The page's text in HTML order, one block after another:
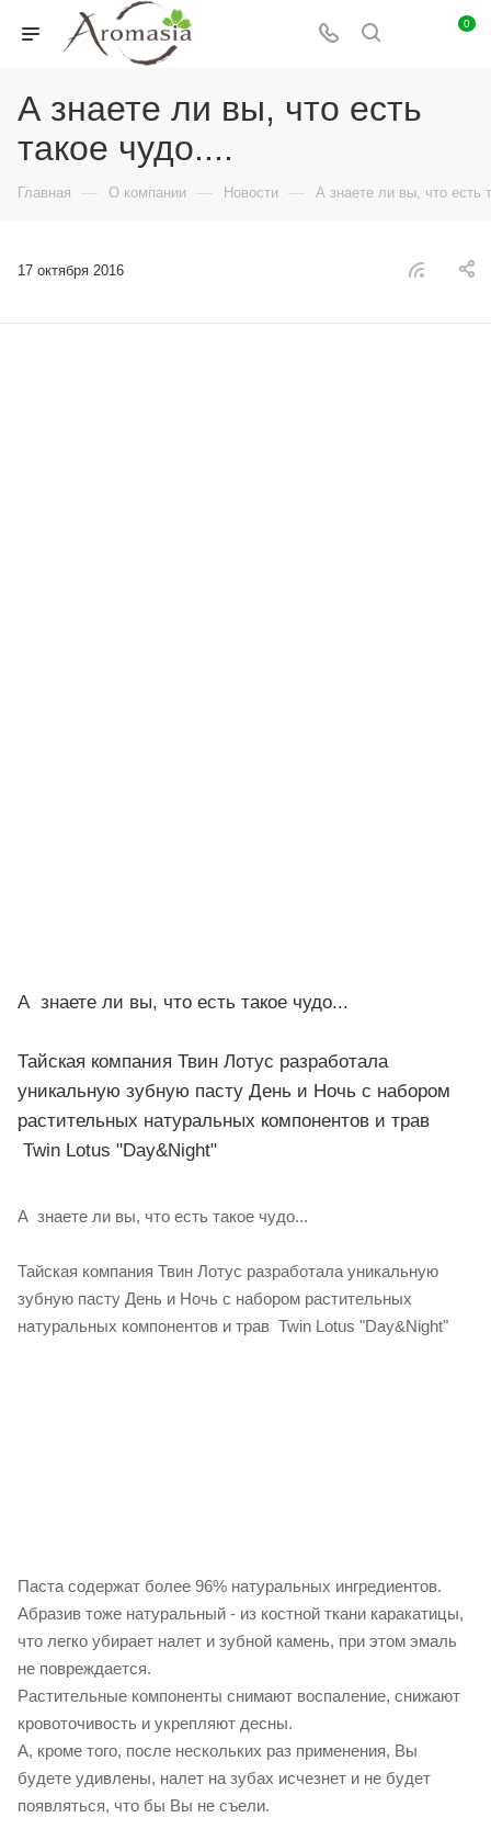
0
А знаете ли вы, что есть
такое чудо....
Главная — О компании — Новости — А знаете ли вы, что есть
17 октября 2016
А знаете ли вы, что есть такое чудо...
Тайская компания Твин Лотус разработала
уникальную зубную пасту День и Ночь с набором
растительных натуральных компонентов и трав
Twin Lotus "Day&Night"
А знаете ли вы, что есть такое чудо...
Тайская компания Твин Лотус разработала уникальную
зубную пасту День и Ночь с набором растительных
натуральных компонентов и трав Twin Lotus "Day&Night"
Паста содержат более 96% натуральных ингредиентов.
Абразив тоже натуральный - из костной ткани каракатицы,
что легко убирает налет и зубной камень, при этом эмаль
не повреждается.
Растительные компоненты снимают воспаление, снижают
кровоточивость и укрепляют десны.
А, кроме того, после нескольких раз применения, Вы
будете удивлены, налет на зубах исчезнет и не будет
появляться, что бы Вы не съели.